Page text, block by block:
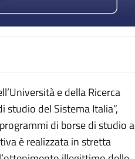
Italia”
e della Ricerca
studio del Sistema Italia”,
di borse di studio a
è realizzata in stretta